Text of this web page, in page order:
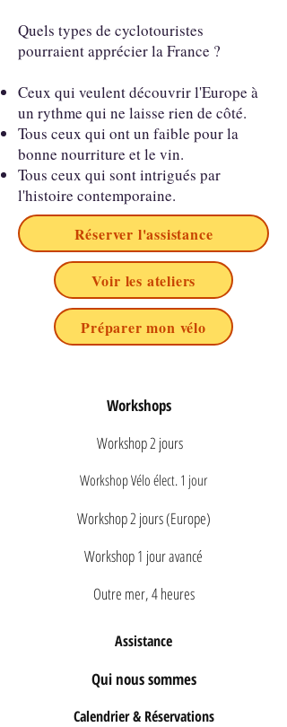
Quels types de cyclotouristes
pourraient apprécier la France ?
Ceux qui veulent découvrir l'Europe à
un rythme qui ne laisse rien de côté.
Tous ceux qui ont un faible pour la
bonne nourriture et le vin.
Tous ceux qui sont intrigués par
l'histoire contemporaine.
Réserver l'assistance
Voir les ateliers
Préparer mon vélo
Workshops
Workshop 2 jours
Workshop Vélo élect. 1 jour
Workshop 2 jours (Europe)
Workshop 1 jour avancé
Outre mer, 4 heures
Assistance
Qui nous sommes
Calendrier & Réservations